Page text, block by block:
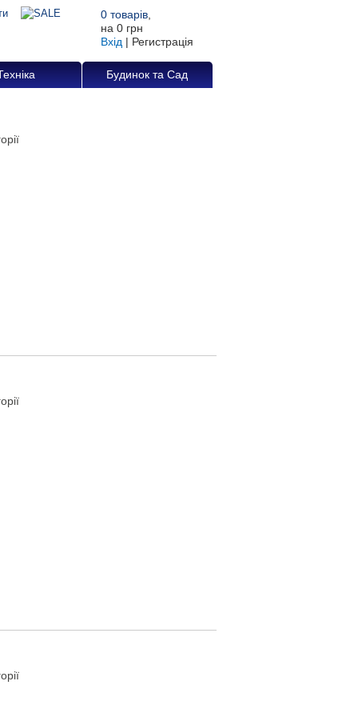
0 товарів
на 0 грн
Вхід | Регистрація
Будинок та Сад